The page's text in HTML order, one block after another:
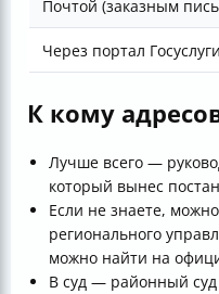
Почтой (заказным
Через портал Госуслуги
К кому
Лучше всего —
который вынес
Если не знаете,
регионального
можно найти на
В суд — районный